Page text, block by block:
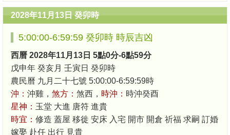
2028年11月13日 癸卯時
5:00:00-6:59:59 癸卯時 時辰吉凶
西曆 2028年11月13日 5點0分-6點59分
戊申年 癸亥月 壬寅日 癸卯時
農民曆 九月二十七號 5:00:00-6:59:59時
沖： 沖雞， 煞方： 煞西， 時沖： 時沖癸酉
星神： 玉堂 大進 唐符 進貴
時宜： 修造 蓋屋 移徙 安床 入宅 開市 開倉 祈福 求嗣 訂婚
嫁娶 赴任 出行 見貴